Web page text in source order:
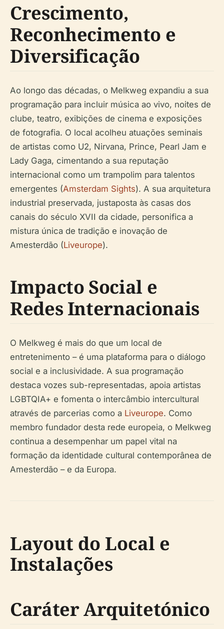
Crescimento,
Reconhecimento e
Diversificação
Ao longo das décadas, o Melkweg expandiu a sua
programação para incluir música ao vivo, noites de
clube, teatro, exibições de cinema e exposições
de fotografia. O local acolheu atuações seminais
de artistas como U2, Nirvana, Prince, Pearl Jam e
Lady Gaga, cimentando a sua reputação
internacional como um trampolim para talentos
emergentes (Amsterdam Sights). A sua arquitetura
industrial preservada, justaposta às casas dos
canais do século XVII da cidade, personifica a
mistura única de tradição e inovação de
Amesterdão (Liveurope).
Impacto Social e
Redes Internacionais
O Melkweg é mais do que um local de
entretenimento – é uma plataforma para o diálogo
social e a inclusividade. A sua programação
destaca vozes sub-representadas, apoia artistas
LGBTQIA+ e fomenta o intercâmbio intercultural
através de parcerias como a Liveurope. Como
membro fundador desta rede europeia, o Melkweg
continua a desempenhar um papel vital na
formação da identidade cultural contemporânea de
Amesterdão – e da Europa.
Layout do Local e
Instalações
Caráter Arquitetónico